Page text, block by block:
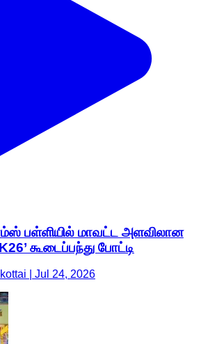
பள்ளியில் மாவட்ட அளவிலான
கூடைப்பந்து போட்டி
| Jul 24, 2026